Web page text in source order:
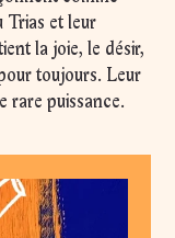
Trias et leur
la joie, le désir,
toujours. Leur
rare puissance.